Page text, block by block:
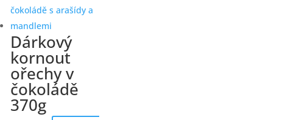
Dárkový
kornout
ořechy v
čokoládě
370g